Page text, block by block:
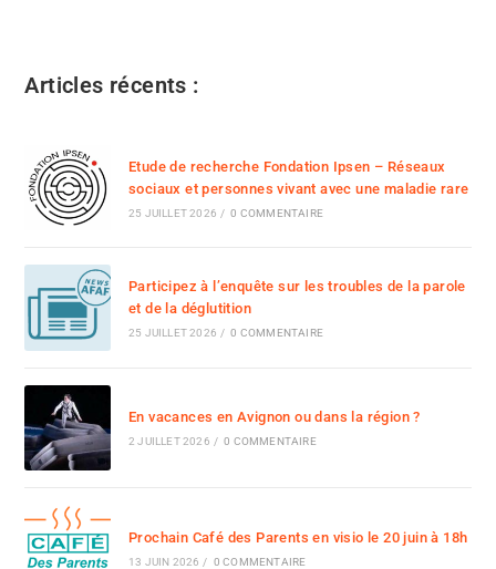
Articles récents :
Etude de recherche Fondation Ipsen – Réseaux
sociaux et personnes vivant avec une maladie rare
25 JUILLET 2026 / 0 COMMENTAIRE
Participez à l’enquête sur les troubles de la parole
et de la déglutition
25 JUILLET 2026 / 0 COMMENTAIRE
En vacances en Avignon ou dans la région ?
2 JUILLET 2026 / 0 COMMENTAIRE
Prochain Café des Parents en visio le 20 juin à 18h
13 JUIN 2026 / 0 COMMENTAIRE